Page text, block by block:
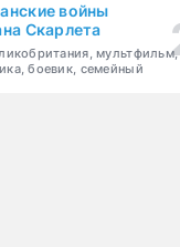
войны
Скарлета
мультфильм,
боевик, семейный